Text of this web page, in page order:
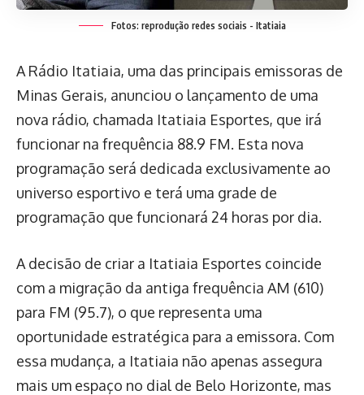
Fotos: reprodução redes sociais - Itatiaia
A Rádio Itatiaia, uma das principais emissoras de
Minas Gerais, anunciou o lançamento de uma
nova rádio, chamada Itatiaia Esportes, que irá
funcionar na frequência 88.9 FM. Esta nova
programação será dedicada exclusivamente ao
universo esportivo e terá uma grade de
programação que funcionará 24 horas por dia.
A decisão de criar a Itatiaia Esportes coincide
com a migração da antiga frequência AM (610)
para FM (95.7), o que representa uma
oportunidade estratégica para a emissora. Com
essa mudança, a Itatiaia não apenas assegura
mais um espaço no dial de Belo Horizonte, mas